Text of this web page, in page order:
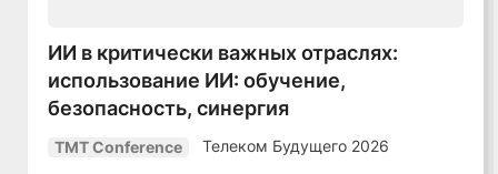
ИИ в критически важных отраслях:
использование ИИ: обучение,
безопасность, синергия
TMT Conference Телеком Будущего 2026